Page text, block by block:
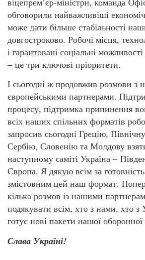
обговорили найважливіші
може дати більше стабільності
довгостроково. Робочі місця,
і гарантовані соціальні
– це три ключові пріоритети.
І сьогодні ж продовжив розмови з
європейськими партнерами.
процесу, підтримка припинення
всіх наших спільних форматів
запросив сьогодні Грецію,
Сербію, Словенію та Молдову
наступному саміті Україна –
Європа. Я дякую всім за
змістовним цей наш формат.
кілька розмов із нашими
подякувати всім, хто з нами, хто з
готує нові пакети нашої
Слава Україні!